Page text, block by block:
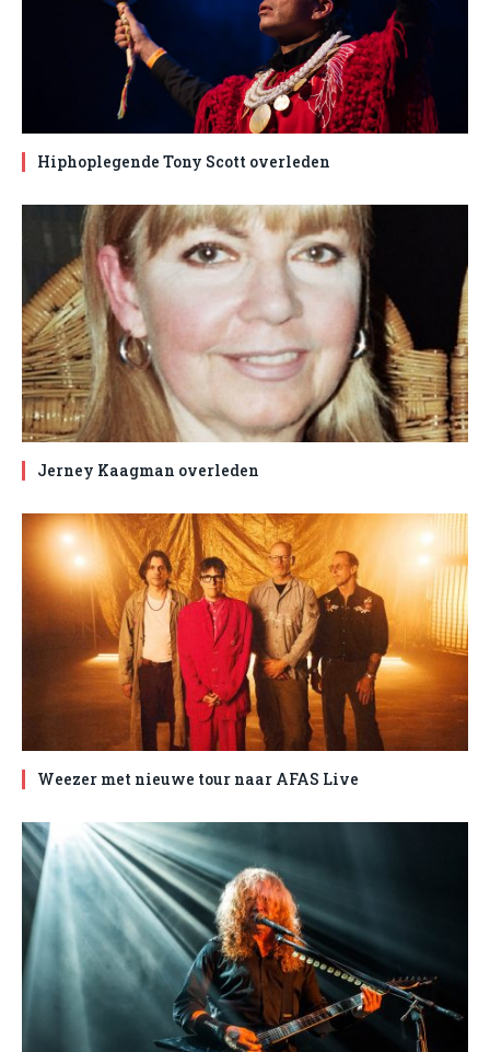
Hiphoplegende Tony Scott overleden
Jerney Kaagman overleden
Weezer met nieuwe tour naar AFAS Live